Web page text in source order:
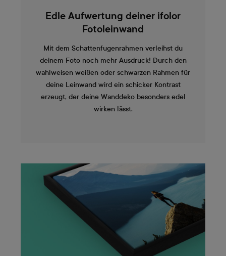
Edle Aufwertung deiner ifolor
Fotoleinwand
Mit dem Schattenfugenrahmen verleihst du
deinem Foto noch mehr Ausdruck! Durch den
wahlweisen weißen oder schwarzen Rahmen für
deine Leinwand wird ein schicker Kontrast
erzeugt, der deine Wanddeko besonders edel
wirken lässt.